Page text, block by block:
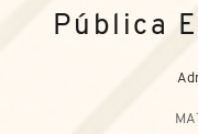
Pública